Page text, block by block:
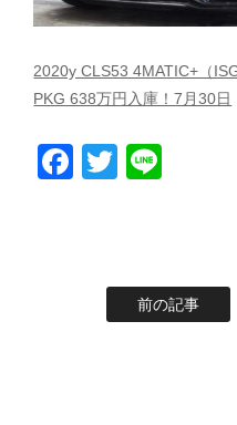
2020y CLS53 4MATIC+（
PKG 638万円入庫！7月30日
Facebook
Twitter
前の記事